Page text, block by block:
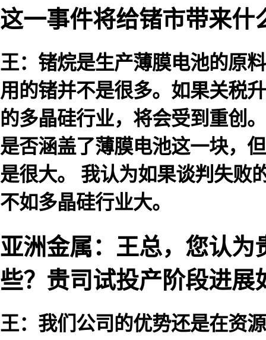
这一事件将给锗市带来什
王：锗烷是生产薄膜电池的原
用的锗并不是很多。如果关税
的多晶硅行业，将会受到重创
是否涵盖了薄膜电池这一块，
是很大。 我认为如果谈判失败
不如多晶硅行业大。
亚洲金属：王总，您认为
些？贵司试投产阶段进展
王：我们公司的优势还是在资